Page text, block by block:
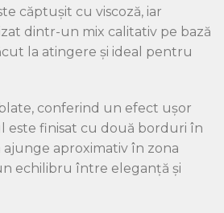
căptușit cu viscoză, iar
dintr-un mix calitativ pe bază
la atingere și ideal pentru
conferind un efect ușor
este finisat cu două borduri în
ajunge aproximativ în zona
echilibru între eleganță și